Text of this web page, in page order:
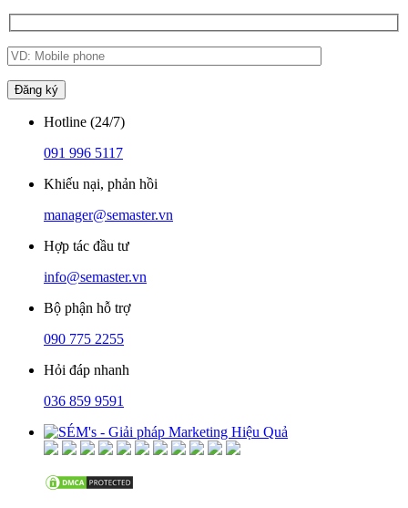
Hotline (24/7)
091 996 5117
Khiếu nại, phản hồi
manager@semaster.vn
Hợp tác đầu tư
info@semaster.vn
Bộ phận hỗ trợ
090 775 2255
Hỏi đáp nhanh
036 859 9591